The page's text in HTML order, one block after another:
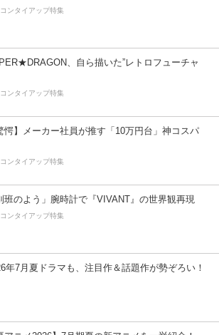
ンタイアップ特集
、自ら描いた”レトロフューチャ
ンタイアップ特集
愕】メーカー社員が推す「10万円台」神コスパ
ンタイアップ特集
班のよう」腕時計で『VIVANT』の世界観再現
ンタイアップ特集
年7月夏ドラマも、注目作＆話題作が勢ぞろい！